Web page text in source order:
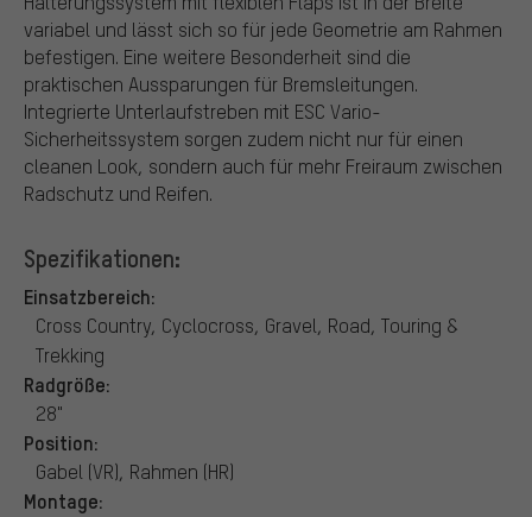
variabel und lässt sich so für jede Geometrie am Rahmen
befestigen. Eine weitere Besonderheit sind die
praktischen Aussparungen für Bremsleitungen.
Integrierte Unterlaufstreben mit ESC Vario-
Sicherheitssystem sorgen zudem nicht nur für einen
cleanen Look, sondern auch für mehr Freiraum zwischen
Radschutz und Reifen.
Spezifikationen:
Einsatzbereich:
Cross Country, Cyclocross, Gravel, Road, Touring &
Trekking
Radgröße:
28"
Position:
Gabel (VR), Rahmen (HR)
Montage: